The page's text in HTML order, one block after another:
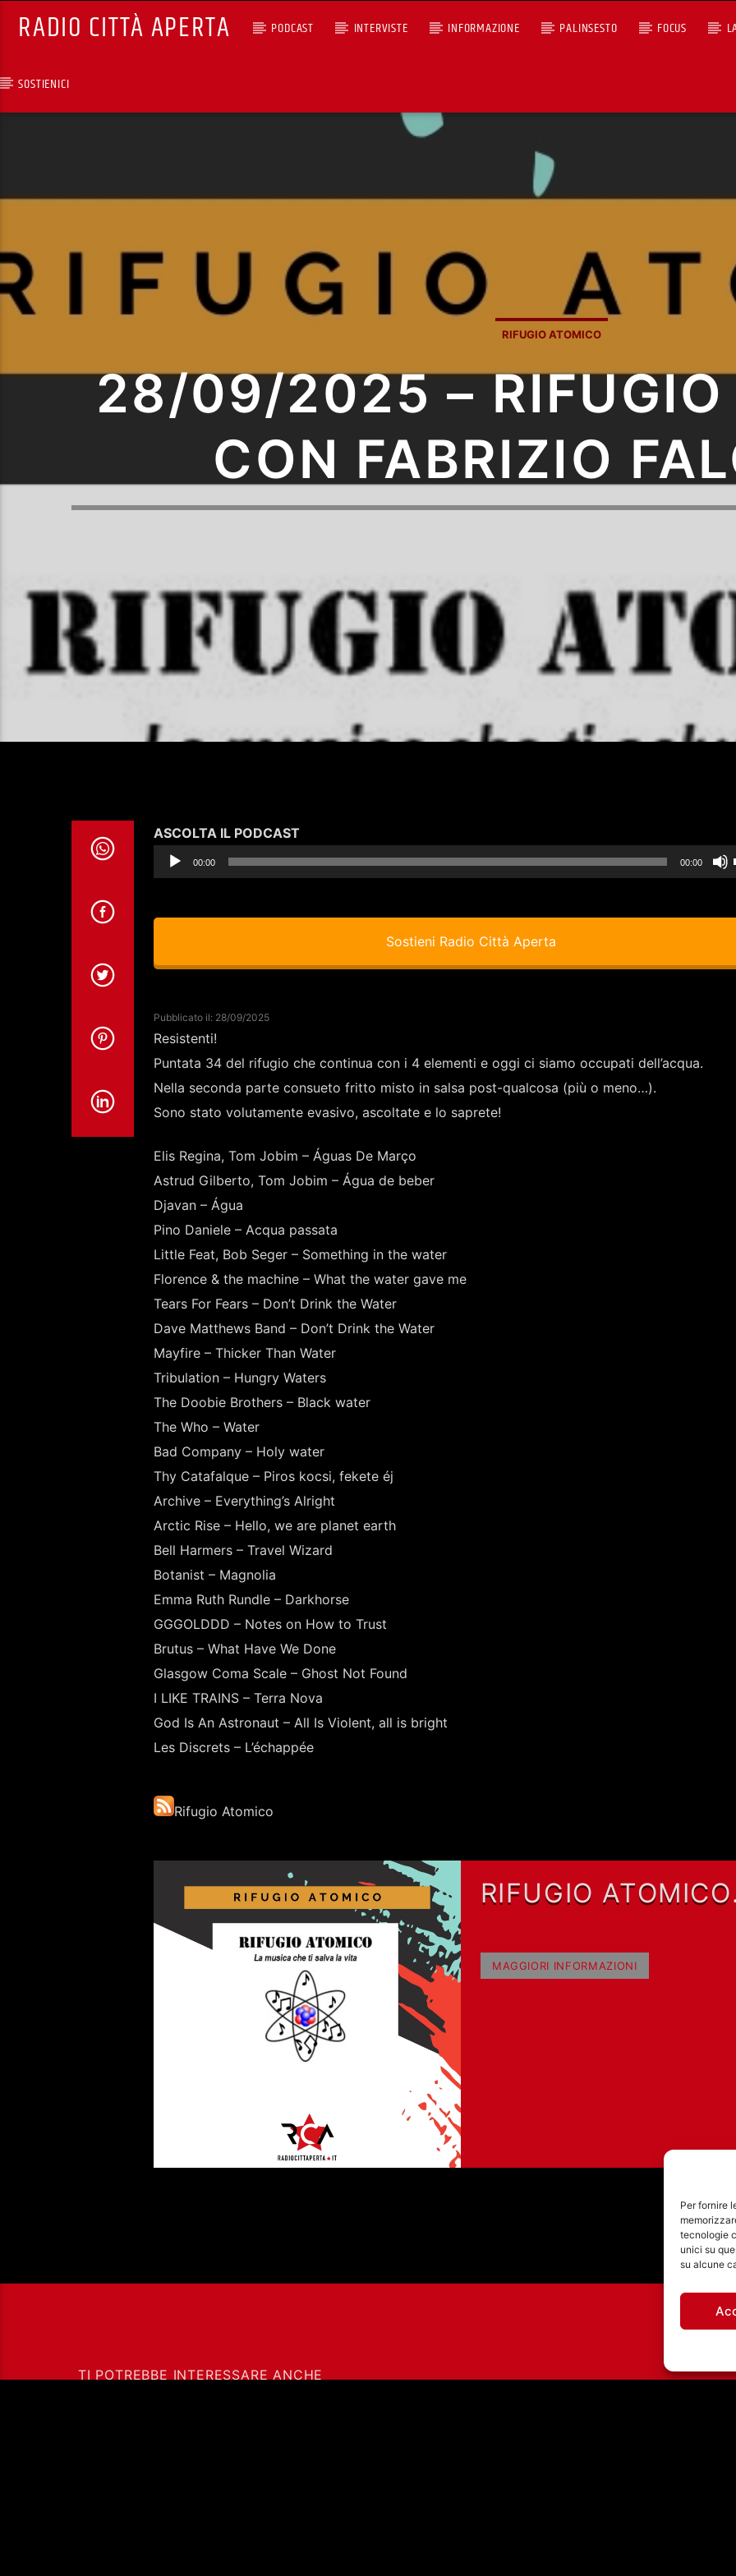
Per fornire
tecnologie
unici su
su alcune
RADIO CITTÀ APERTA PODCAST INTERVISTE INFORMAZIONE PALINSESTO FOCUS
SOSTIENICI
+393401974468
Ascoltaci dal pc
RIFUGIO ATOMICO
28/09/2025 – RIFUGIO
CON FABRIZIO
ASCOLTA IL PODCASTAudio
Player
00:00 00:00
i
Sostieni Radio Città Aperta
Pubblicato il: 28/09/2025
Resistenti!
Puntata 34 del rifugio che continua con i 4 elementi e oggi ci siamo occupati dell’acqua.
Nella seconda parte consueto fritto misto in salsa post-qualcosa (più o meno…).
Sono stato volutamente evasivo, ascoltate e lo saprete!
Elis Regina, Tom Jobim – Águas De Março
Astrud Gilberto, Tom Jobim – Água de beber
Djavan – Água
Pino Daniele – Acqua passata
Little Feat, Bob Seger – Something in the water
Florence & the machine – What the water gave me
Tears For Fears – Don’t Drink the Water
Dave Matthews Band – Don’t Drink the Water
Mayfire – Thicker Than Water
Tribulation – Hungry Waters
The Doobie Brothers – Black water
The Who – Water
Bad Company – Holy water
Thy Catafalque – Piros kocsi, fekete éj
Archive – Everything’s Alright
Arctic Rise – Hello, we are planet earth
Bell Harmers – Travel Wizard
Botanist – Magnolia
Emma Ruth Rundle – Darkhorse
GGGOLDDD – Notes on How to Trust
Brutus – What Have We Done
Glasgow Coma Scale – Ghost Not Found
I LIKE TRAINS – Terra Nova
God Is An Astronaut – All Is Violent, all is bright
Les Discrets – L’échappée
Rifugio Atomico
RIFUGIO ATOMICO
FALCIONI
MAGGIORI INFORMAZIONI
TI POTREBBE INTERESSARE ANCHE